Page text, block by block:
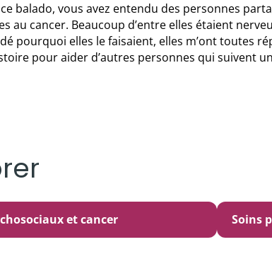
balado, vous avez entendu des personnes
au cancer. Beaucoup d’entre elles étaient
pourquoi elles le faisaient, elles m’ont toutes
pour aider d’autres personnes qui suivent
et cancer Soins